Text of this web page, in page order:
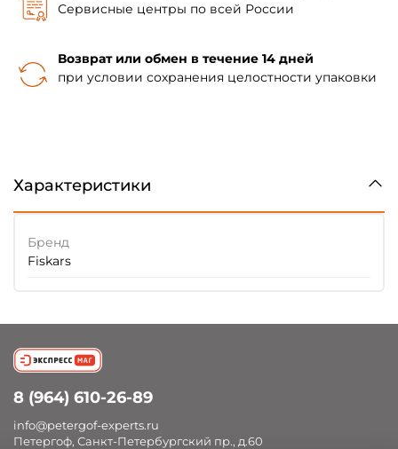
Сервисные центры по всей России
Возврат или обмен в течение 14 дней
при условии сохранения целостности упаковки
Характеристики
Бренд
Fiskars
8 (964) 610-26-89
info@petergof-experts.ru
Петергоф, Санкт-Петербургский пр., д.60